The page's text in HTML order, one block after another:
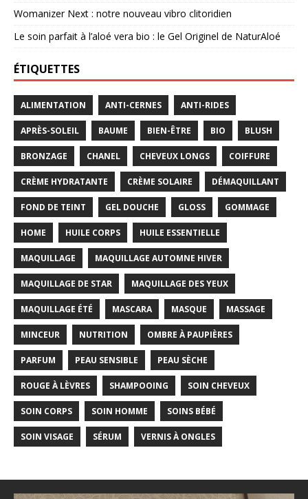
Womanizer Next : notre nouveau vibro clitoridien
Le soin parfait à l’aloé vera bio : le Gel Originel de NaturAloé
ÉTIQUETTES
ALIMENTATION ANTI-CERNES ANTI-RIDES
APRÈS-SOLEIL BAUME BIEN-ÊTRE BIO BLUSH
BRONZAGE CHANEL CHEVEUX LONGS COIFFURE
CRÈME HYDRATANTE CRÈME SOLAIRE DÉMAQUILLANT
FOND DE TEINT GEL DOUCHE GLOSS GOMMAGE
HOME HUILE CORPS HUILE ESSENTIELLE
MAQUILLAGE MAQUILLAGE AUTOMNE HIVER
MAQUILLAGE DE STAR MAQUILLAGE DES YEUX
MAQUILLAGE ÉTÉ MASCARA MASQUE MASSAGE
MINCEUR NUTRITION OMBRE À PAUPIÈRES
PARFUM PEAU SENSIBLE PEAU SÈCHE
ROUGE À LÈVRES SHAMPOOING SOIN CHEVEUX
SOIN CORPS SOIN HOMME SOINS BÉBÉ
SOIN VISAGE SÉRUM VERNIS À ONGLES